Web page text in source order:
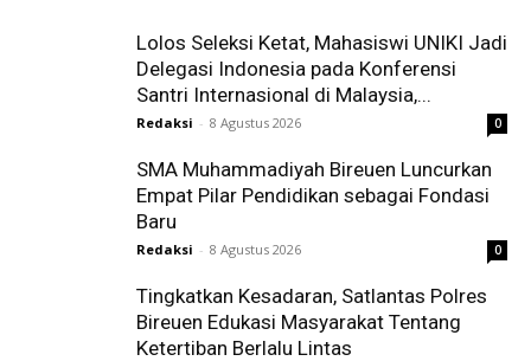
Lolos Seleksi Ketat, Mahasiswi UNIKI Jadi
Delegasi Indonesia pada Konferensi
Santri Internasional di Malaysia,...
Redaksi - 8 Agustus 2026 0
SMA Muhammadiyah Bireuen Luncurkan
Empat Pilar Pendidikan sebagai Fondasi
Baru
Redaksi - 8 Agustus 2026 0
Tingkatkan Kesadaran, Satlantas Polres
Bireuen Edukasi Masyarakat Tentang
Ketertiban Berlalu Lintas